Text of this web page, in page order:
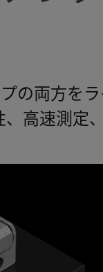
の両方を
高速測定